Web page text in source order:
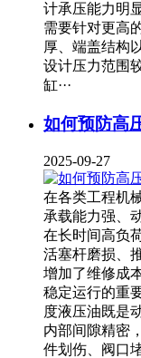
计承压能力明
需要针对更高
厚、端盖结构
设计压力范围
缸···
如何预防高
2025-09-27
在各类工程机
承载能力强、
在长时间高负
活塞杆磨损、
增加了维修成
稳定运行的重
度液压油既是
内部间隙精密
件划伤、阀口